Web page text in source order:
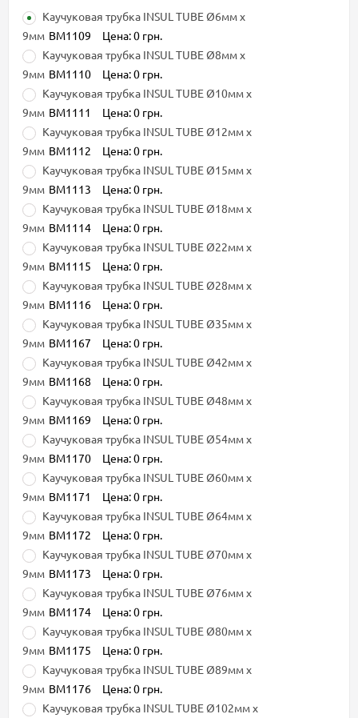
Каучуковая трубка INSUL TUBE Ø6мм х
9мм BM1109
Цена: 0 грн.
Каучуковая трубка INSUL TUBE Ø8мм х
9мм BM1110
Цена: 0 грн.
Каучуковая трубка INSUL TUBE Ø10мм х
9мм BM1111
Цена: 0 грн.
Каучуковая трубка INSUL TUBE Ø12мм х
9мм BM1112
Цена: 0 грн.
Каучуковая трубка INSUL TUBE Ø15мм х
9мм BM1113
Цена: 0 грн.
Каучуковая трубка INSUL TUBE Ø18мм х
9мм BM1114
Цена: 0 грн.
Каучуковая трубка INSUL TUBE Ø22мм х
9мм BM1115
Цена: 0 грн.
Каучуковая трубка INSUL TUBE Ø28мм х
9мм BM1116
Цена: 0 грн.
Каучуковая трубка INSUL TUBE Ø35мм х
9мм BM1167
Цена: 0 грн.
Каучуковая трубка INSUL TUBE Ø42мм х
9мм BM1168
Цена: 0 грн.
Каучуковая трубка INSUL TUBE Ø48мм х
9мм BM1169
Цена: 0 грн.
Каучуковая трубка INSUL TUBE Ø54мм х
9мм BM1170
Цена: 0 грн.
Каучуковая трубка INSUL TUBE Ø60мм х
9мм BM1171
Цена: 0 грн.
Каучуковая трубка INSUL TUBE Ø64мм х
9мм BM1172
Цена: 0 грн.
Каучуковая трубка INSUL TUBE Ø70мм х
9мм BM1173
Цена: 0 грн.
Каучуковая трубка INSUL TUBE Ø76мм х
9мм BM1174
Цена: 0 грн.
Каучуковая трубка INSUL TUBE Ø80мм х
9мм BM1175
Цена: 0 грн.
Каучуковая трубка INSUL TUBE Ø89мм х
9мм BM1176
Цена: 0 грн.
Каучуковая трубка INSUL TUBE Ø102мм х